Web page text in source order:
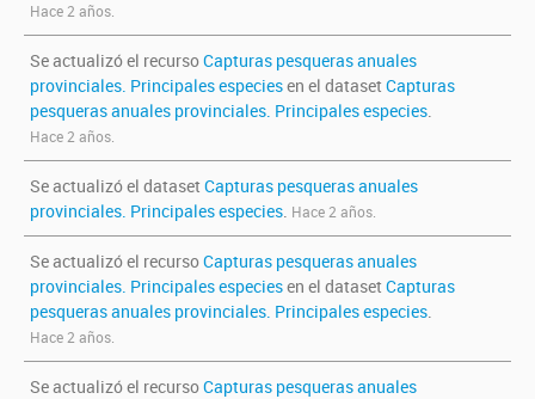
Hace 2 años.
Se actualizó el recursoCapturas pesqueras anuales
provinciales. Principales especiesen el dataset Capturas
pesqueras anuales provinciales. Principales especies.
Hace 2 años.
Se actualizó el dataset Capturas pesqueras anuales
provinciales. Principales especies. Hace 2 años.
Se actualizó el recursoCapturas pesqueras anuales
provinciales. Principales especiesen el dataset Capturas
pesqueras anuales provinciales. Principales especies.
Hace 2 años.
Se actualizó el recursoCapturas pesqueras anuales